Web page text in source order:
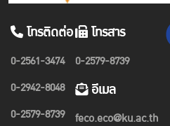
โทรติดต่อ
0-2561-3474
0-2942-8048
0-2579-8739
โทรสาร
0-2579-8739
อีเมล
feco.eco@ku.ac.th